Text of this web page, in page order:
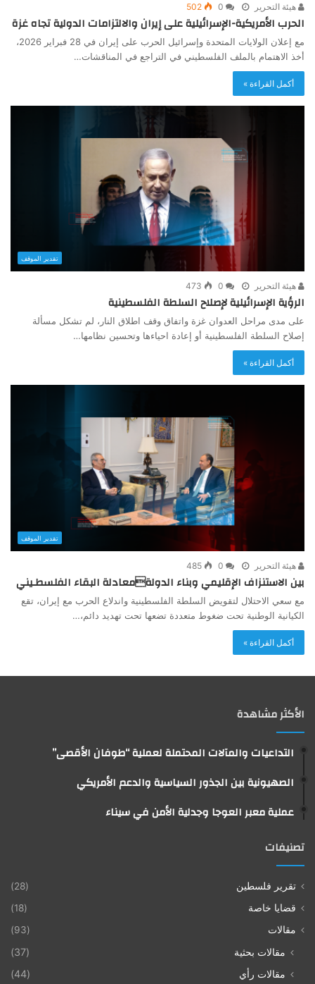
هيئة التحرير 0
502
الحرب الأمريكية-الإسرائيلية على إيران والالتزامات الدولية تجاه غزة
مع إعلان الولايات المتحدة وإسرائيل الحرب على إيران في 28 فبراير 2026،
أخذ الاهتمام بالملف الفلسطيني في التراجع في المناقشات…
أكمل القراءة »
تقدير الموقف
هيئة التحرير 0
473
الرؤية الإسرائيلية لإصلاح السلطة الفلسطينية
على مدى مراحل العدوان غزة واتفاق وقف اطلاق النار، لم تشكل مسألة
إصلاح السلطة الفلسطينية أو إعادة احياءها وتحسين نظامها…
أكمل القراءة »
تقدير الموقف
هيئة التحرير 0
485
بين الاستنزاف الإقليمي وبناء الدولةمعادلة البقاء الفلسطـيني
مع سعي الاحتلال لتقويض السلطة الفلسطينية واندلاع الحرب مع إيران، تقع
الكيانية الوطنية تحت ضغوط متعددة تضعها تحت تهديد دائم،…
أكمل القراءة »
الأكثر مشاهدة
التداعيات والمآلات المحتملة لعملية “طوفان الأقصى”
الصهيونية بين الجذور السياسية والدعم الأمريكي
عملية معبر العوجا وجدلية الأمن في سيناء
تصنيفات
تقرير فلسطين
(28)
قضايا خاصة
(18)
مقالات
(93)
مقالات بحثية
(37)
مقالات رأي
(44)